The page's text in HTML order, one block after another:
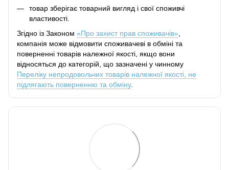
товар зберігає товарний вигляд і свої споживчі
властивості.
Згідно із Законом «Про захист прав споживачів»
компанія може відмовити споживачеві в обміні та
поверненні товарів належної якості, якщо вони
відносяться до категорій, що зазначені у чинному
Переліку непродовольчих товарів належної якості, не
підлягають поверненню та обміну.